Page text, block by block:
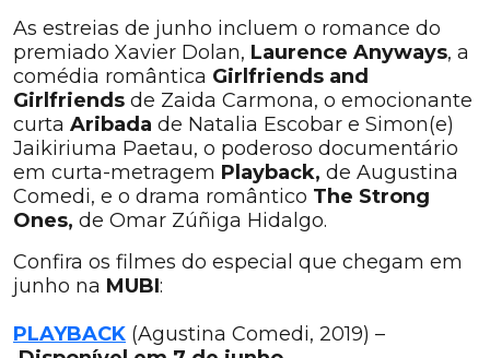
As estreias de junho incluem o romance do
premiado Xavier Dolan, Laurence Anyways, a
comédia romântica Girlfriends and
Girlfriends de Zaida Carmona, o emocionante
curta Aribada de Natalia Escobar e Simon(e)
Jaikiriuma Paetau, o poderoso documentário
em curta-metragem Playback, de Augustina
Comedi, e o drama romântico The Strong
Ones, de Omar Zúñiga Hidalgo.
Confira os filmes do especial que chegam em
junho na MUBI:
PLAYBACK (Agustina Comedi, 2019) –